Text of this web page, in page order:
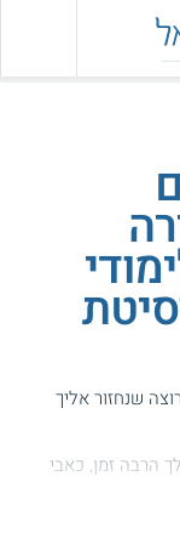
שנחזור אליך
הרבה זמן, כאבי